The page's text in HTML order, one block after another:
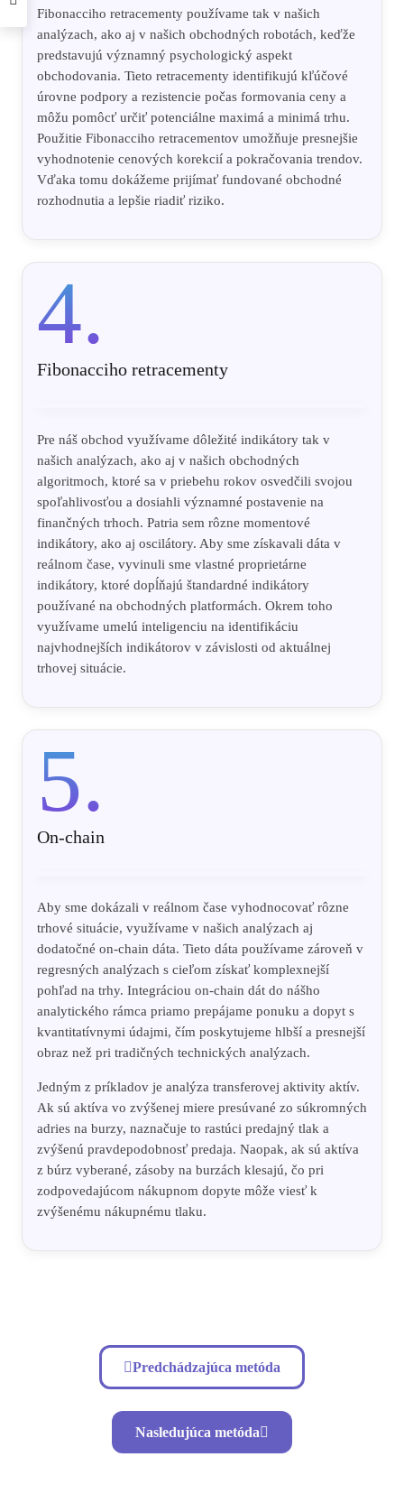
Fibonacciho retracementy používame tak v našich
analýzach, ako aj v našich obchodných robotách, keďže
predstavujú významný psychologický aspekt
obchodovania. Tieto retracementy identifikujú kľúčové
úrovne podpory a rezistencie počas formovania ceny a
môžu pomôcť určiť potenciálne maximá a minimá trhu.
Použitie Fibonacciho retracementov umožňuje presnejšie
vyhodnotenie cenových korekcií a pokračovania trendov.
Vďaka tomu dokážeme prijímať fundované obchodné
rozhodnutia a lepšie riadiť riziko.
4.
Fibonacciho retracementy
Pre náš obchod využívame dôležité indikátory tak v
našich analýzach, ako aj v našich obchodných
algoritmoch, ktoré sa v priebehu rokov osvedčili svojou
spoľahlivosťou a dosiahli významné postavenie na
finančných trhoch. Patria sem rôzne momentové
indikátory, ako aj oscilátory. Aby sme získavali dáta v
reálnom čase, vyvinuli sme vlastné proprietárne
indikátory, ktoré dopĺňajú štandardné indikátory
používané na obchodných platformách. Okrem toho
využívame umelú inteligenciu na identifikáciu
najvhodnejších indikátorov v závislosti od aktuálnej
trhovej situácie.
5.
On-chain
Aby sme dokázali v reálnom čase vyhodnocovať rôzne
trhové situácie, využívame v našich analýzach aj
dodatočné on-chain dáta. Tieto dáta používame zároveň v
regresných analýzach s cieľom získať komplexnejší
pohľad na trhy. Integráciou on-chain dát do nášho
analytického rámca priamo prepájame ponuku a dopyt s
kvantitatívnymi údajmi, čím poskytujeme hlbší a presnejší
obraz než pri tradičných technických analýzach.
Jedným z príkladov je analýza transferovej aktivity aktív.
Ak sú aktíva vo zvýšenej miere presúvané zo súkromných
adries na burzy, naznačuje to rastúci predajný tlak a
zvýšenú pravdepodobnosť predaja. Naopak, ak sú aktíva
z búrz vyberané, zásoby na burzách klesajú, čo pri
zodpovedajúcom nákupnom dopyte môže viesť k
zvýšenému nákupnému tlaku.
Predchádzajúca metóda
Nasledujúca metóda